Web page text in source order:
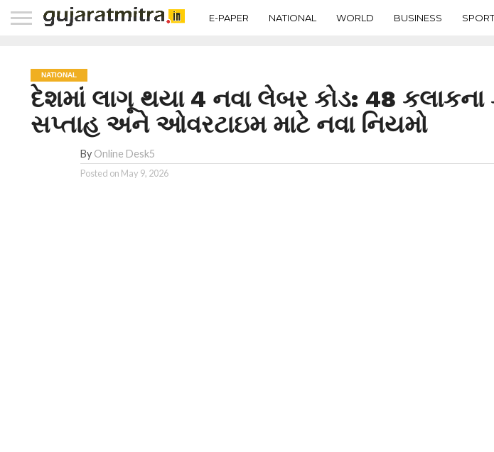
E-PAPER NATIONAL WORLD BUSINESS
NATIONAL
દેશમાં લાગૂ થયા 4 નવા લેબર કોડ: 48 કલાકના
સપ્તાહ અને ઓવરટાઇમ માટે નવા નિયમો
By Online Desk5
Posted on May 9, 2026